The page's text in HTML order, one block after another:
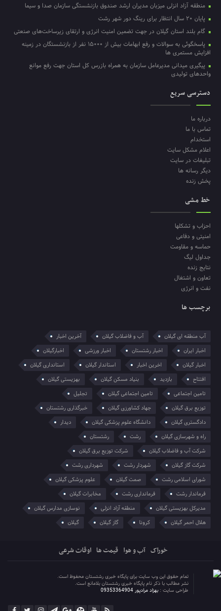
منطقه آزاد انزلی میزبان مدیران ارشد صندوق بازنشستگی سازمان صدا و سیما
پایان ۲۰ سال انتظار برای رینگ دور شهر رشت
گام بلند استان گیلان در جهت تضمین امنیت انرژی و ارتقای زیرساخت‌های صنعتی
پاسخگوئی به سوالات و رفع ابهامات بیش از ۱۵۰۰۰ نفر از بازنشستگان در زمینه
افزایش مستمری ها
پیگیری میدانی مدیرعامل سازمان به همراه بازرس کل استان جهت رفع موانع
واحدهای تولیدی
دسترسی سریع
درباره ما
تماس با ما
استخدام
اعلام مشکل سایت
تبلیغات در سایت
دیگر رسانه ها
پخش زنده
خط مشی
احزاب و تشکلها
امنیتی و دفاعی
حماسه و مقاومت
جداول لیگ
نتایج زنده
تعاون و اشتغال
نفت و انرژی
برچسب ها
آب منطقه ای گیلان آب و فاضلاب گیلان
آخرین اخبار
اخبار ایران
اخبار رشتستان اخبار ورزشی
اخبارگیلان
اخبار گیلان
اخرین اخبار استاندار گیلان
استانداری گیلان
افتتاح
بازدید بنیاد مسکن گیلان
بهزیستی گیلان
تامین اجتماعی
تامین اجتماعی گیلان
تجلیل
توزیع برق گیلان
جهاد کشاورزی گیلان
خبرگذاری رشتستان
دادگستری گیلان
دانشگاه علوم پزشکی گیلان
دیدار
راه و شهرسازی گیلان
رشت
رشتستان
شرکت آب و فاضلاب گیلان
شرکت توزیع برق گیلان
شرکت گاز گیلان
شهردار رشت
شهرداری رشت
شورای اسلامی رشت
صمت گیلان
علوم پزشکی گیلان
فرماندار رشت
فرمانداری رشت
مخابرات گیلان
مدیرکل بهزیستی گیلان
منطقه آزاد انزلی
نوسازی مدارس گیلان
هلال احمر گیلان
کرونا گاز گیلان گیلان
خوراک آب و هوا قیمت ها اوقات شرعی
تمام حقوق این وب سایت برای پایگاه خبری رشتستان محفوظ است.
نشر مطالب با ذکر نام پایگاه خبری رشتستان بلامانع است.
طراحی سایت : بهزاد مرادپور 09353364904